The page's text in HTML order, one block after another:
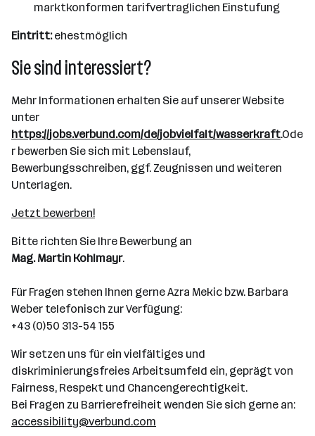
marktkonformen tarifvertraglichen Einstufung
Eintritt:ehestmöglich
Sie sind interessiert?
Mehr Informationen erhalten Sie auf unserer Website
unter
https://jobs.verbund.com/de/jobvielfalt/wasserkraft.Ode
r bewerben Sie sich mit Lebenslauf,
Bewerbungsschreiben, ggf. Zeugnissen und weiteren
Unterlagen.
Jetzt bewerben!
Bitte richten Sie Ihre Bewerbung an
Mag. Martin Kohlmayr.
Für Fragen stehen Ihnen gerne Azra Mekic bzw. Barbara
Weber telefonisch zur Verfügung:
+43 (0)50 313-54 155
Wir setzen uns für ein vielfältiges und
diskriminierungsfreies Arbeitsumfeld ein, geprägt von
Fairness, Respekt und Chancengerechtigkeit.
Bei Fragen zu Barrierefreiheit wenden Sie sich gerne an:
accessibility@verbund.com